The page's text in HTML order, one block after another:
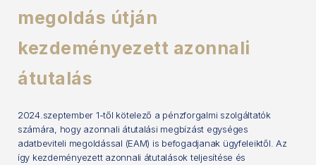
megoldás útján
kezdeményezett azonnali
átutalás
2024.szeptember 1-től kötelező a pénzforgalmi szolgáltatók
számára, hogy azonnali átutalási megbízást egységes
adatbeviteli megoldással (EAM) is befogadjanak ügyfeleiktől. Az
így kezdeményezett azonnali átutalások teljesítése és